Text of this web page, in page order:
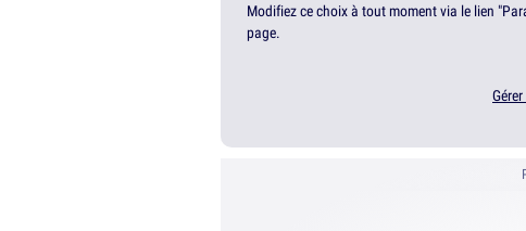
Modifiez ce choix à tout moment via le lien
page.